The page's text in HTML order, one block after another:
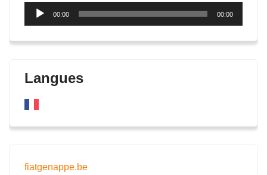
Lecteur
00:00 00:00
Langues
fiatgenappe.be